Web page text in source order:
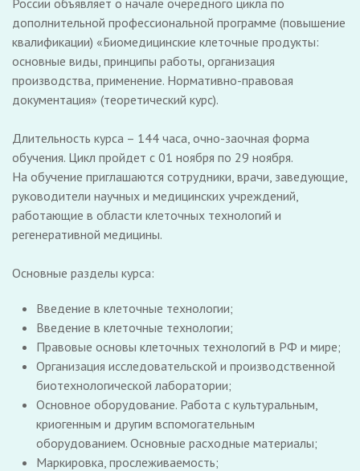
России объявляет о начале очередного цикла по
дополнительной профессиональной программе (повышение
квалификации) «Биомедицинские клеточные продукты:
основные виды, принципы работы, организация
производства, применение. Нормативно-правовая
документация» (теоретический курс).
Длительность курса – 144 часа, очно-заочная форма
обучения. Цикл пройдет с 01 ноября по 29 ноября.
На обучение приглашаются сотрудники, врачи, заведующие,
руководители научных и медицинских учреждений,
работающие в области клеточных технологий и
регенеративной медицины.
Основные разделы курса:
Введение в клеточные технологии;
Введение в клеточные технологии;
Правовые основы клеточных технологий в РФ и мире;
Организация исследовательской и производственной
биотехнологической лаборатории;
Основное оборудование. Работа с культуральным,
криогенным и другим вспомогательным
оборудованием. Основные расходные материалы;
Маркировка, прослеживаемость;